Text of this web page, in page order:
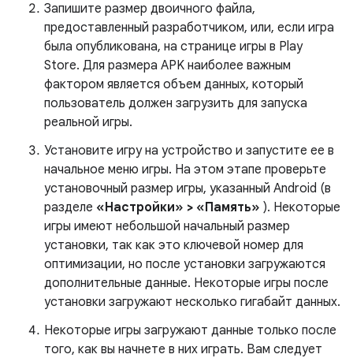
Запишите размер двоичного файла,
предоставленный разработчиком, или, если игра
была опубликована, на странице игры в Play
Store. Для размера APK наиболее важным
фактором является объем данных, который
пользователь должен загрузить для запуска
реальной игры.
Установите игру на устройство и запустите ее в
начальное меню игры. На этом этапе проверьте
установочный размер игры, указанный Android (в
разделе «Настройки» > «Память» ). Некоторые
игры имеют небольшой начальный размер
установки, так как это ключевой номер для
оптимизации, но после установки загружаются
дополнительные данные. Некоторые игры после
установки загружают несколько гигабайт данных.
Некоторые игры загружают данные только после
того, как вы начнете в них играть. Вам следует